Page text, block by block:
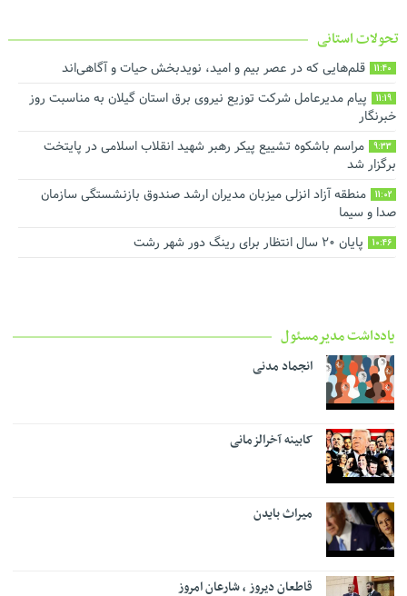
تحولات استانی
11:40 قلم‌هایی که در عصر بیم و امید، نویدبخش حیات و آگاهی‌اند
11:19
پیام مدیرعامل شرکت توزیع نیروی برق استان گیلان به مناسبت روز
خبرنگار ‌
9:33
مراسم باشکوه تشییع پیکر رهبر شهید انقلاب اسلامی در پایتخت
برگزار شد
11:02
منطقه آزاد انزلی میزبان مدیران ارشد صندوق بازنشستگی سازمان
صدا و سیما
10:46 پایان ۲۰ سال انتظار برای رینگ دور شهر رشت
یادداشت مدیرمسئول
انجماد مدنی
کابینه آخرالزمانی
میراث بایدن
قاطعان دیروز ، شارعان امروز